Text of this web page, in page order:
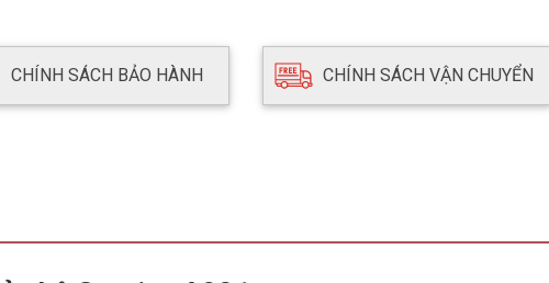
CHÍNH SÁCH BẢO HÀNH CHÍNH SÁCH VẬN CHUYỂN